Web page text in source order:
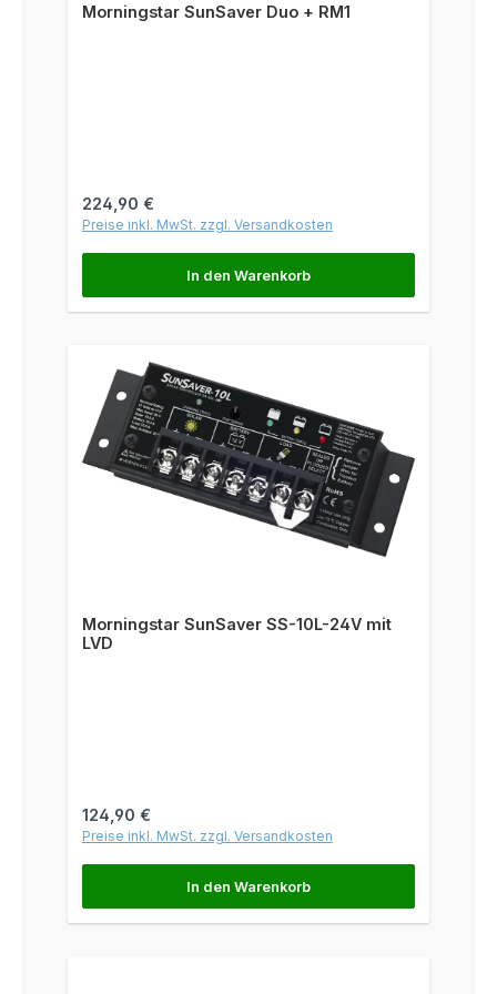
Morningstar SunSaver Duo + RM1
Regulärer Preis:
224,90 €
Preise inkl. MwSt. zzgl. Versandkosten
In den Warenkorb
Morningstar SunSaver SS-10L-24V mit
LVD
Regulärer Preis:
124,90 €
Preise inkl. MwSt. zzgl. Versandkosten
In den Warenkorb